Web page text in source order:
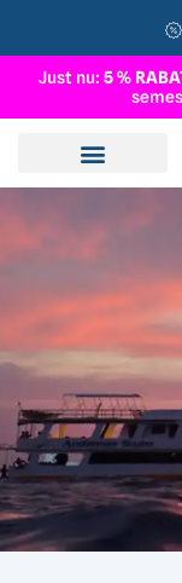
Just nu: 5 %